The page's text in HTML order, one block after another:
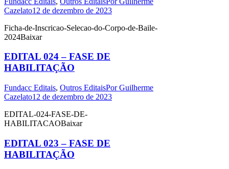
Cazelato12 de dezembro de 2023
Ficha-de-Inscricao-Selecao-do-Corpo-de-Baile-
2024Baixar
EDITAL 024 – FASE DE
HABILITAÇÃO
Fundacc Editais, Outros EditaisPorGuilherme
Cazelato12 de dezembro de 2023
EDITAL-024-FASE-DE-
HABILITACAOBaixar
EDITAL 023 – FASE DE
HABILITAÇÃO